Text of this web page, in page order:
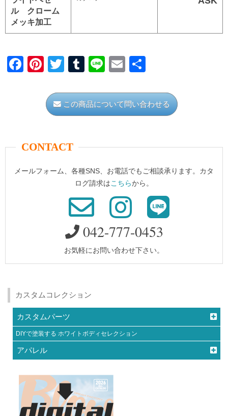
ル クローム
メッキ加工
F
o
k
Pi
er
e
T
tt
er
T
m
bl
Li
e
E
ail
この商品について問い合わせる
CONTACT
メールフォーム、各種SNS、お電話でもご相談承ります。カタ
ログ請求はこちらから。
042-777-0453
お気軽にお問い合わせ下さい。
カスタムコレクション
カスタムパーツ
DIYで塗装する ホワイトボディセレクション
アパレル